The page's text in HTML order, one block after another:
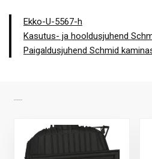
Ekko-U-5567-h
Kasutus- ja hooldusjuhend
Paigaldusjuhend Schmid